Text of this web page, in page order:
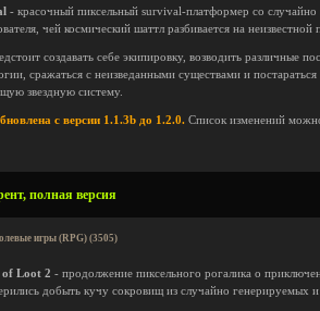
- красочный пиксельный survival-платформер со
чей космический шаттл разбивается на неизвестной
создавать себе экипировку, возводить различные
сражаться с неизведанными существами и
звездную систему.
с версии 1.1.3b до 1.2.0. Список изменений
полная версия
игры (RPG) (3505)
of Loot 2 - продолжение пиксельного рогалика о
добыть кучу сокровищ из случайно генерируемых